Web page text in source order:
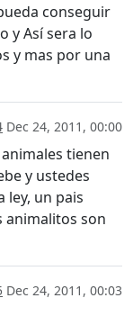
conseguir
y Así sera lo
y mas por una
Dec 24, 2011, 00:00
tienen
y ustedes
ley, un pais
animalitos son
Dec 24, 2011, 00:03